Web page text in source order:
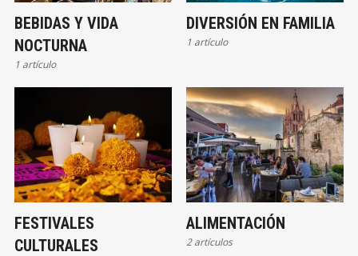
BEBIDAS Y VIDA
NOCTURNA
1 artículo
DIVERSIÓN EN FAMILIA
1 artículo
FESTIVALES
CULTURALES
ALIMENTACIÓN
2 artículos